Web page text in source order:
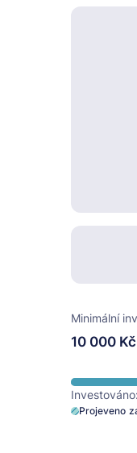
Minimální
10 000 Kč
Investováno:
Projeveno